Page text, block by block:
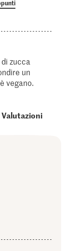
zucca
un
vegano.
Valutazioni